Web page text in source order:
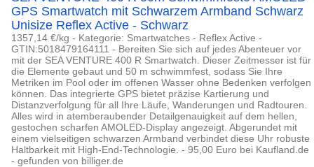
GPS Smartwatch mit Schwarzem Armband Schwarz
Unisize Reflex Active - Schwarz
1357,14 €/kg - Kategorie: Smartwatches - Reflex Active -
GTIN:5018479164111 - Bereiten Sie sich auf jedes Abenteuer vor
mit der SEA VENTURE 400 R Smartwatch. Dieser Zeitmesser ist für
die Elemente gebaut und 50 m schwimmfest, sodass Sie Ihre
Metriken im Pool oder im offenen Wasser ohne Bedenken verfolgen
können. Das integrierte GPS bietet präzise Kartierung und
Distanzverfolgung für all Ihre Läufe, Wanderungen und Radtouren.
Alles wird in atemberaubender Detailgenauigkeit auf dem hellen,
gestochen scharfen AMOLED-Display angezeigt. Abgerundet mit
einem vielseitigen schwarzen Armband verbindet diese Uhr robuste
Haltbarkeit mit High-End-Technologie. - 95,00 Euro bei Kaufland.de
- gefunden von billiger.de